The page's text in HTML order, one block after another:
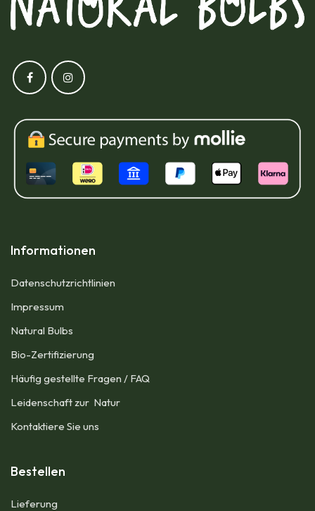
Informationen
Datenschutzrichtlinien
Impressum​
Natural Bulbs
Bio-Zertifizierung
Häufig gestellte Fragen / FAQ
Leidenschaft zur Natur
Kontaktiere Sie uns
Bestellen
Lieferung